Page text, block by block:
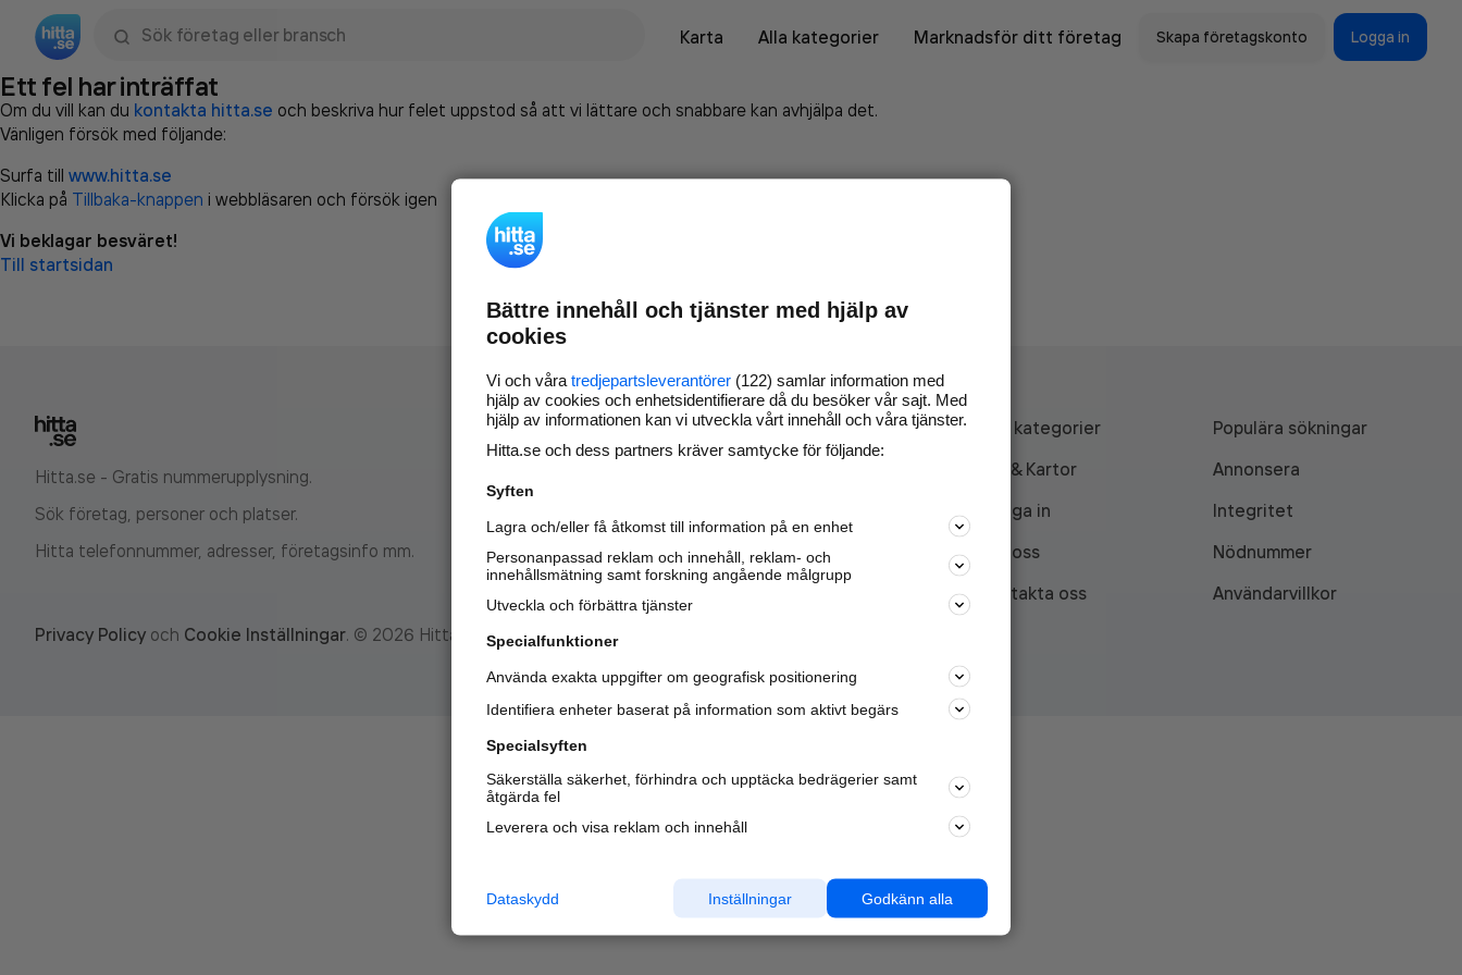
Karta
Alla kategorier Marknadsför ditt företag Skapa företagskonto Logga in
Ett fel har inträffat
Om du vill kan du kontakta hitta.se och beskriva hur felet uppstod så att vi lättare och snabbare kan avhjälpa det.
Vänligen försök med följande:
Surfa till www.hitta.se
Klicka på Tillbaka-knappen i webbläsaren och försök igen
Vi beklagar besväret!
Till startsidan
Hitta.se - Gratis nummerupplysning.
Sök företag, personer och platser.
Hitta telefonnummer, adresser, företagsinfo mm.
Marknadsför företaget på
nya kunder och
samarbetspartners nära dig.
Läs mer här
Alla kategorier
Populära sökningar
API & Kartor
Annonsera
Logga in
Integritet
Om oss
Nödnummer
Kontakta oss
Användarvillkor
Privacy Policy och Cookie Inställningar. © 2026 Hitta.se
Bättre innehåll och tjänster med hjälp av
cookies
Vi och våra tredjepartsleverantörer (122) samlar information med
hjälp av cookies och enhetsidentifierare då du besöker vår sajt. Med
hjälp av informationen kan vi utveckla vårt innehåll och våra tjänster.
Hitta.se och dess partners kräver samtycke för följande:
Syften
Lagra och/eller få åtkomst till information på en enhet
Personanpassad reklam och innehåll, reklam- och
innehållsmätning samt forskning angående målgrupp
Utveckla och förbättra tjänster
Specialfunktioner
Använda exakta uppgifter om geografisk positionering
Identifiera enheter baserat på information som aktivt begärs
Specialsyften
Säkerställa säkerhet, förhindra och upptäcka bedrägerier samt
åtgärda fel
Leverera och visa reklam och innehåll
Godkänn alla
Inställningar
Dataskydd